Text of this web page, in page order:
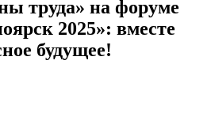
труда» на форуме
2025»: вместе
будущее!